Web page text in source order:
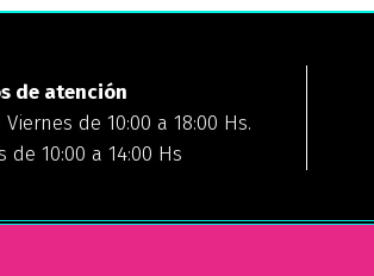
de atención
de 10:00 a 18:00 Hs.
de 10:00 a 14:00 Hs